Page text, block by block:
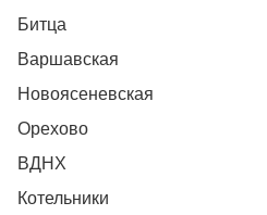
Битца
Варшавская
Новоясеневская
Орехово
ВДНХ
Котельники